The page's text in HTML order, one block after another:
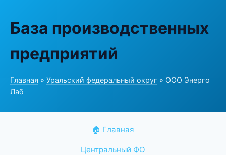
База производственных
предприятий
Главная » Уральский федеральный округ » ООО Энерго
Лаб
🏠 Главная
Центральный ФО